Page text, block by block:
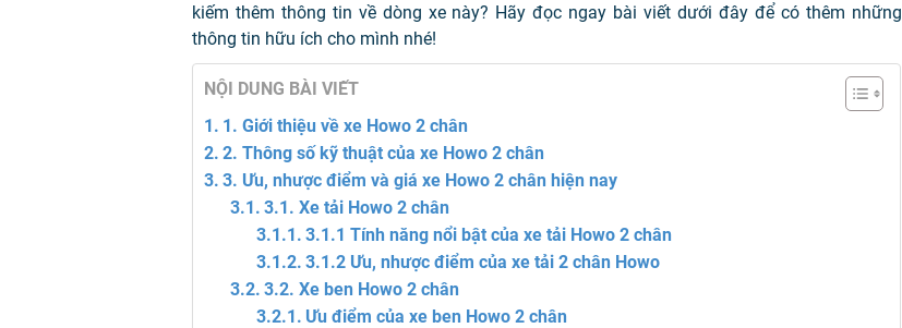
kiếm thêm thông tin về dòng xe này? Hãy đọc ngay bài viết dưới đây để có thêm những
thông tin hữu ích cho mình nhé!
NỘI DUNG BÀI VIẾT
1. Giới thiệu về xe Howo 2 chân
2. Thông số kỹ thuật của xe Howo 2 chân
3. Ưu, nhược điểm và giá xe Howo 2 chân hiện nay
3.1. Xe tải Howo 2 chân
3.1.1 Tính năng nổi bật của xe tải Howo 2 chân
3.1.2 Ưu, nhược điểm của xe tải 2 chân Howo
3.2. Xe ben Howo 2 chân
Ưu điểm của xe ben Howo 2 chân